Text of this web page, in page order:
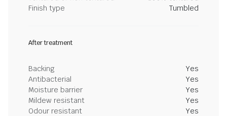
Finish type
Tumbled
After treatment
Backing
Yes
Antibacterial
Yes
Moisture barrier
Yes
Mildew resistant
Yes
Odour resistant
Yes